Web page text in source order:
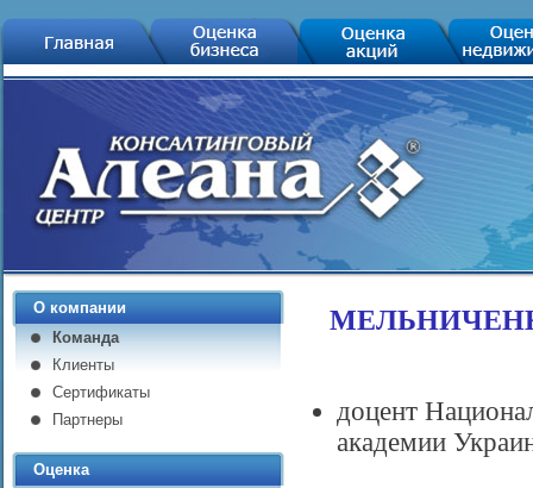
О компании
Команда
Клиенты
Сертификаты
Партнеры
Оценка
доцент
академии